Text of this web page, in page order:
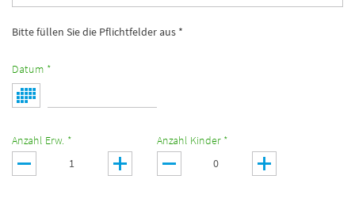
Bitte füllen Sie die Pflichtfelder aus *
Datum *
Anzahl Erw. * Anzahl Kinder *